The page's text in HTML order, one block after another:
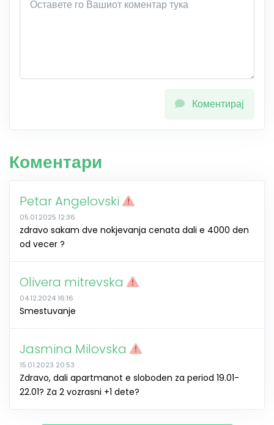
Коментирај
Коментари
Petar Angelovski
05.01.2025 12:36
zdravo sakam dve nokjevanja cenata dali e 4000 den
od vecer ?
Olivera mitrevska
04.12.2024 16:16
Smestuvanje
Jasmina Milovska
15.01.2023 20:53
Zdravo, dali apartmanot e sloboden za period 19.01-
22.01? Za 2 vozrasni +1 dete?